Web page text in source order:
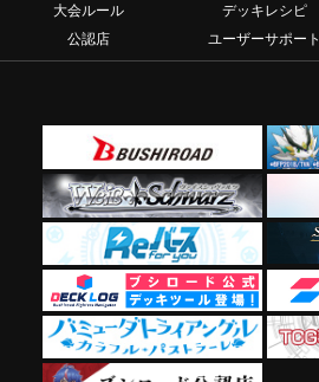
大会ルール
デッキレシピ
公認店
ユーザーサポート